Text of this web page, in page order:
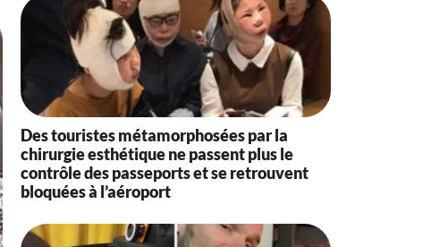
Des touristes métamorphosées par la
chirurgie esthétique ne passent plus le
contrôle des passeports et se retrouvent
bloquées à l’aéroport